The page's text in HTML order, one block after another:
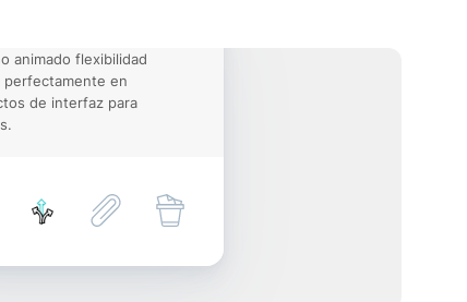
animado flexibilidad
perfectamente en
de interfaz para